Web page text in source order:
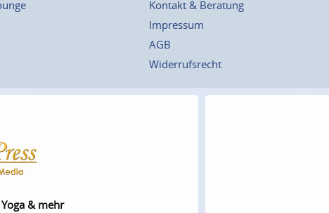
Kontakt & Beratung
Impressum
AGB
Widerrufsrecht
& mehr